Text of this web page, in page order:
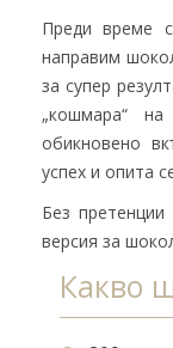
Преди време
направим
за супер
„кошмара“
обикновено
успех и опита
Без
версия за
Какво